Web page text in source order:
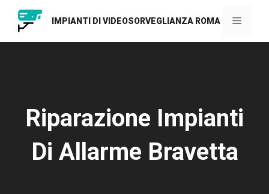
contenuto
IMPIANTI DI VIDEOSORVEGLIANZA ROMA Menu
Riparazione Impianti
Di Allarme Bravetta